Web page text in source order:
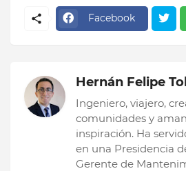
Facebook
Hernán Felipe
Ingeniero, viajero,
comunidades y
inspiración. Ha
en una Presidencia
Gerente de